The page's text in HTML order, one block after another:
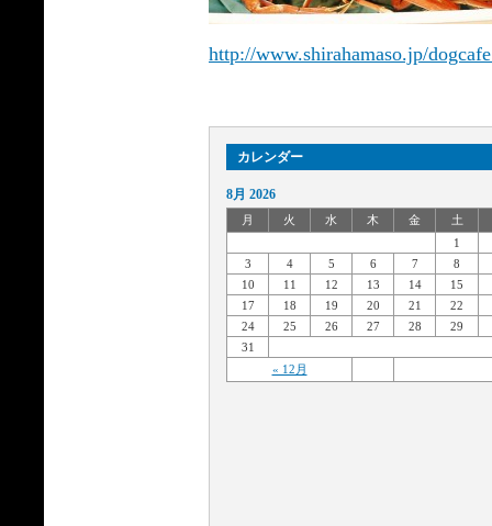
http://www.shirahamaso.jp/
カレンダー
8月 2026
月 火 水 木 金 土
« 12月
1
3
4 5 6 7
8
10
11 12 13 14
15
17
18 19 20 21
22
24
25 26 27 28
29
31